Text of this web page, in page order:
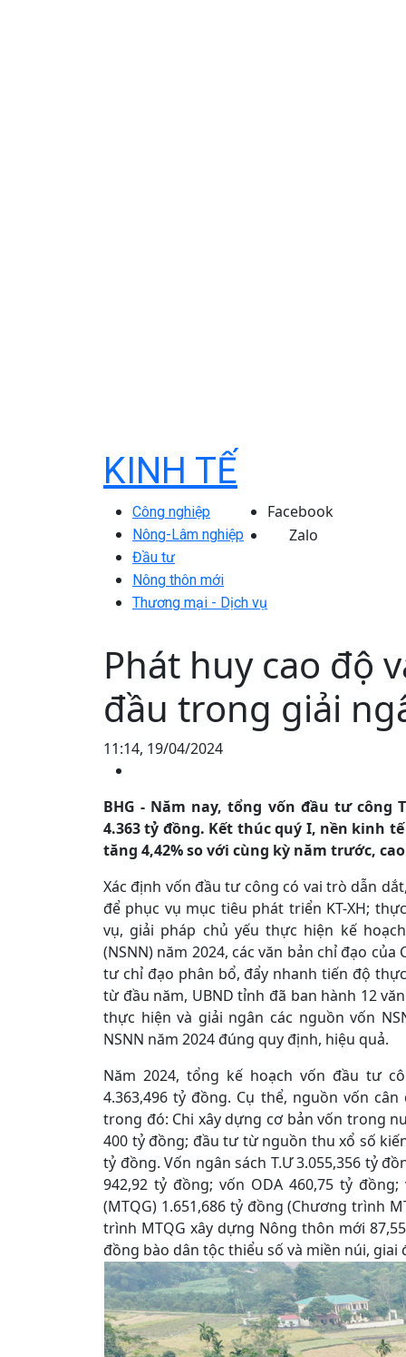
KINH TẾ
Công nghiệp
Nông-Lâm nghiệp
Đầu tư
Nông thôn mới
Thương mại - Dịch vụ
Facebook
Zalo
Phát huy cao độ
đầu trong giải
11:14, 19/04/2024
BHG - Năm nay, tổng vốn đầu tư
4.363 tỷ đồng. Kết thúc quý I, nền kinh
tăng 4,42% so với cùng kỳ năm trước,
Xác định vốn đầu tư công có vai trò dẫn
để phục vụ mục tiêu phát triển KT-XH;
vụ, giải pháp chủ yếu thực hiện kế
(NSNN) năm 2024, các văn bản chỉ đạo
tư chỉ đạo phân bổ, đẩy nhanh tiến độ
từ đầu năm, UBND tỉnh đã ban hành 12
thực hiện và giải ngân các nguồn vốn
NSNN năm 2024 đúng quy định, hiệu quả.
Năm 2024, tổng kế hoạch vốn đầu tư
4.363,496 tỷ đồng. Cụ thể, nguồn vốn
trong đó: Chi xây dựng cơ bản vốn trong
400 tỷ đồng; đầu tư từ nguồn thu xổ số
tỷ đồng. Vốn ngân sách T.Ư 3.055,356 tỷ
942,92 tỷ đồng; vốn ODA 460,75 tỷ
(MTQG) 1.651,686 tỷ đồng (Chương trình
trình MTQG xây dựng Nông thôn mới
đồng bào dân tộc thiểu số và miền núi, giai